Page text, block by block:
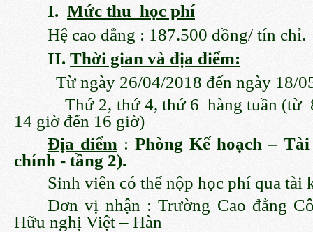
I. Mức thu học phí
Hệ cao đẳng : 187.500 đồng/ tín chỉ.
II. Thời gian và địa điểm:
Từ ngày 26/04/2018 đến ngày 18/
Thứ 2, thứ 4, thứ 6 hàng tuần (từ 8
14 giờ đến 16 giờ)
Địa điểm : Phòng Kế hoạch –
chính - tầng 2).
Sinh viên có thể nộp học phí qua tài
Đơn vị nhận : Trường Cao đẳng
Hữu nghị Việt – Hàn